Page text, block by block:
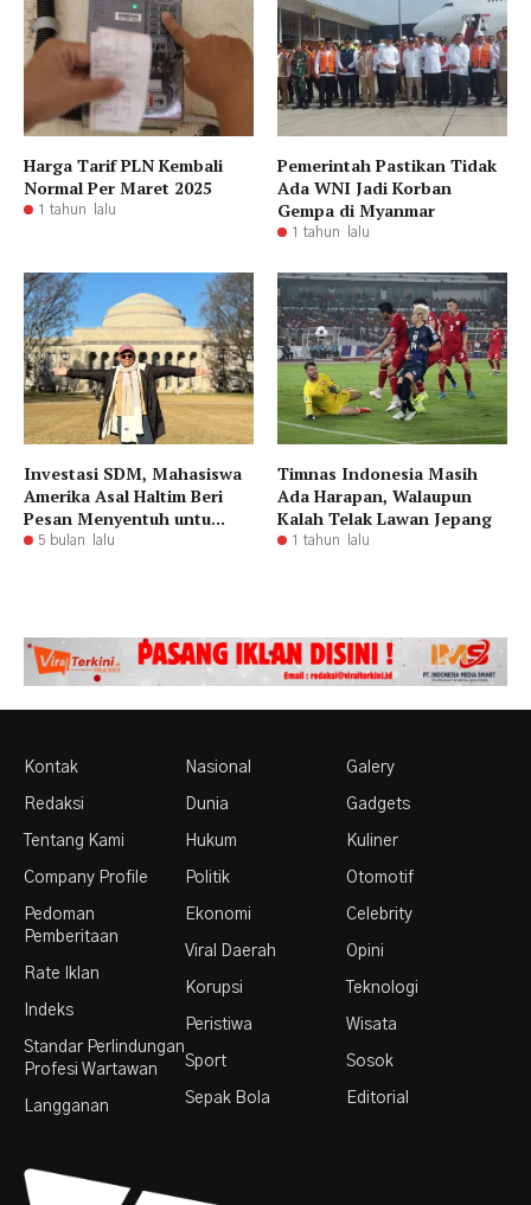
Harga Tarif PLN Kembali
Normal Per Maret 2025
1 tahun lalu
Pemerintah Pastikan Tidak
Ada WNI Jadi Korban
Gempa di Myanmar
1 tahun lalu
Investasi SDM, Mahasiswa
Amerika Asal Haltim Beri
Pesan Menyentuh untu...
5 bulan lalu
Timnas Indonesia Masih
Ada Harapan, Walaupun
Kalah Telak Lawan Jepang
1 tahun lalu
Kontak
Redaksi
Tentang Kami
Company Profile
Pedoman
Pemberitaan
Rate Iklan
Indeks
Standar Perlindungan
Profesi Wartawan
Langganan
Nasional
Dunia
Hukum
Politik
Ekonomi
Viral Daerah
Korupsi
Peristiwa
Sport
Sepak Bola
Galery
Gadgets
Kuliner
Otomotif
Celebrity
Opini
Teknologi
Wisata
Sosok
Editorial